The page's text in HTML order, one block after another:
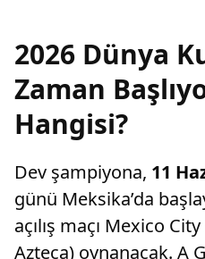
2026 Dünya
Zaman
Hangisi?
Dev şampiyona, 11
günü Meksika’da
açılış maçı Mexico
Azteca) oynanacak. A